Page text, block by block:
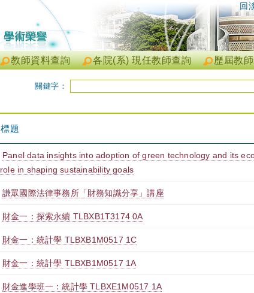
回
歷屆教
各院(系) 現任教師查詢
教師資料查詢
關鍵字：
標題
Panel data insights into adoption of green technology and its
role in shaping sustainability goals
謙眾國際法律事務所「財務知識分享」講座
財金一：探索永續 TLBXB1T3174 0A
財金一：統計學 TLBXB1M0517 1C
財金一：統計學 TLBXB1M0517 1A
財金進學班一：統計學 TLBXE1M0517 1A